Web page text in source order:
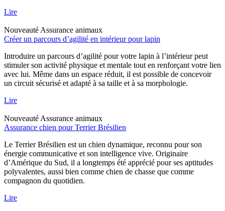
Lire
Nouveauté Assurance animaux
Créer un parcours d’agilité en intérieur pour lapin
Introduire un parcours d’agilité pour votre lapin à l’intérieur peut
stimuler son activité physique et mentale tout en renforçant votre lien
avec lui. Même dans un espace réduit, il est possible de concevoir
un circuit sécurisé et adapté à sa taille et à sa morphologie.
Lire
Nouveauté Assurance animaux
Assurance chien pour Terrier Brésilien
Le Terrier Brésilien est un chien dynamique, reconnu pour son
énergie communicative et son intelligence vive. Originaire
d’Amérique du Sud, il a longtemps été apprécié pour ses aptitudes
polyvalentes, aussi bien comme chien de chasse que comme
compagnon du quotidien.
Lire